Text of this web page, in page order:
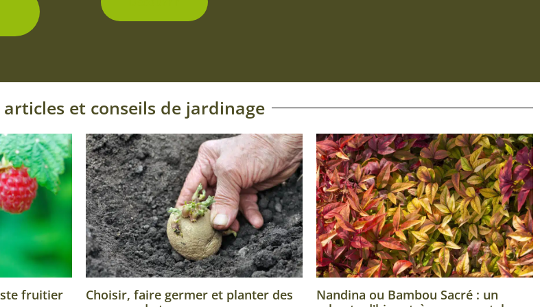
et conseils de jardinage
fruitier
Choisir, faire germer et planter des
Nandina ou Bambou Sacré : un